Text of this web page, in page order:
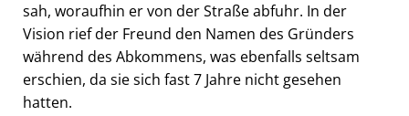
sah, woraufhin er von der Straße abfuhr. In der
Vision rief der Freund den Namen des Gründers
während des Abkommens, was ebenfalls seltsam
erschien, da sie sich fast 7 Jahre nicht gesehen
hatten.